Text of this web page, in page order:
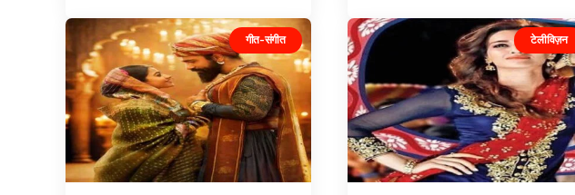
गीत-संगीत टेलीविज़न